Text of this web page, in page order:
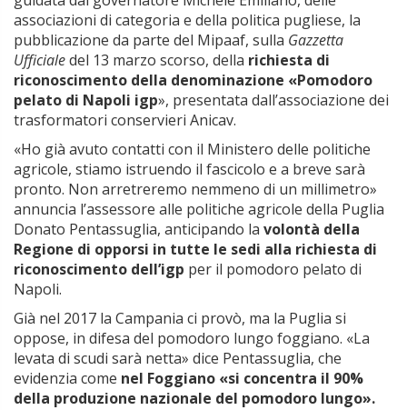
associazioni di categoria e della politica pugliese, la
pubblicazione da parte del Mipaaf, sulla Gazzetta
Ufficialedel 13 marzo scorso, della richiesta di
riconoscimento della denominazione «Pomodoro
pelato di Napoli igp», presentata dall’associazione dei
trasformatori conservieri Anicav.
«Ho già avuto contatti con il Ministero delle politiche
agricole, stiamo istruendo il fascicolo e a breve sarà
pronto. Non arretreremo nemmeno di un millimetro»
annuncia l’assessore alle politiche agricole della Puglia
Donato Pentassuglia, anticipando la volontà della
Regione di opporsi in tutte le sedi alla richiesta di
riconoscimento dell’igp per il pomodoro pelato di
Napoli.
Già nel 2017 la Campania ci provò, ma la Puglia si
oppose, in difesa del pomodoro lungo foggiano. «La
levata di scudi sarà netta» dice Pentassuglia, che
evidenzia come nel Foggiano «si concentra il 90%
della produzione nazionale del pomodoro lungo».